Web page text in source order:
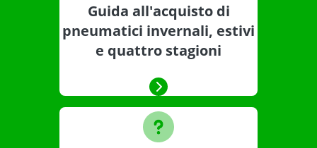
Guida all'acquisto di
pneumatici invernali, estivi
e quattro stagioni